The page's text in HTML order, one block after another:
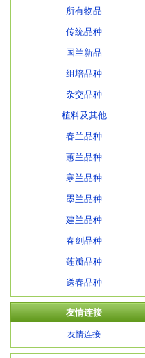
所有物品
传统品种
国兰新品
组培品种
杂交品种
植料及其他
春兰品种
蕙兰品种
寒兰品种
墨兰品种
建兰品种
春剑品种
莲瓣品种
送春品种
友情连接
友情连接